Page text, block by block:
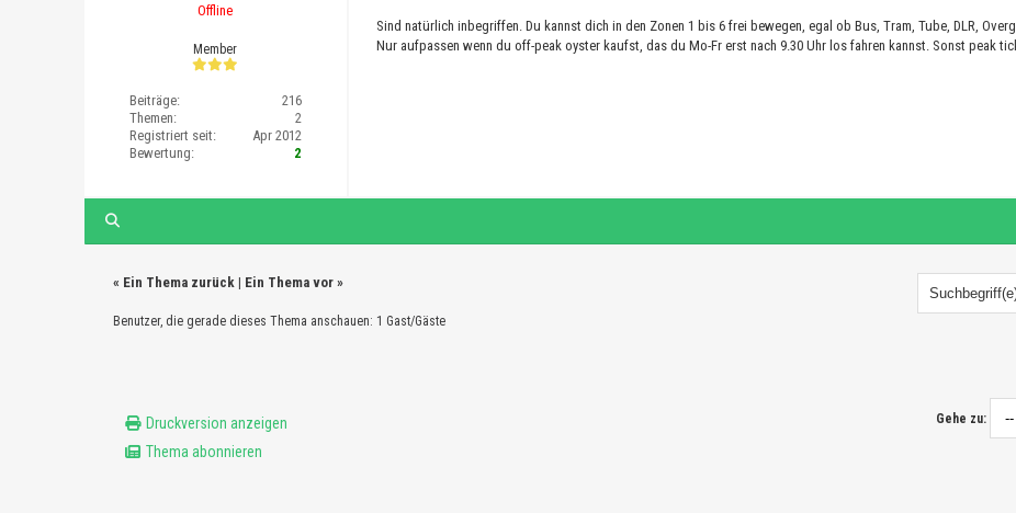
Offline
Member
Beiträge:
216
Themen:
2
Registriert seit:
Apr 2012
Bewertung:
2
Sind natürlich inbegriffen. Du kannst dich in den Zonen 1 bis 6 frei bewegen, egal ob Bus, Tram, Tube, DLR,
Nur aufpassen wenn du off-peak oyster kaufst, das du Mo-Fr erst nach 9.30 Uhr los fahren kannst. Sonst peak
« Ein Thema zurück| Ein Thema vor»
Benutzer, die gerade dieses Thema anschauen: 1 Gast/Gäste
Druckversion anzeigen
Thema abonnieren
Gehe zu: